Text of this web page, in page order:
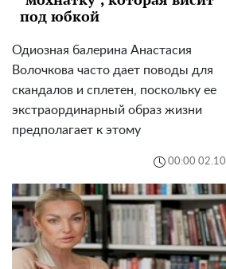
под юбкой
Одиозная балерина Анастасия
Волочкова часто дает поводы для
скандалов и сплетен, поскольку ее
экстраординарный образ жизни
предполагает к этому
00:00 02.10